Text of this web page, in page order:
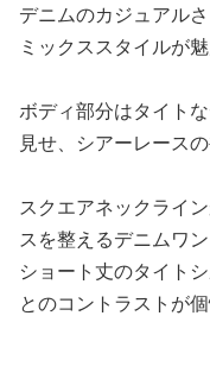
デニムのカジュアル
ミックススタイルが魅
ボディ部分はタイト
見せ、シアーレース
スクエアネックライ
スを整えるデニムワン
ショート丈のタイト
とのコントラストが